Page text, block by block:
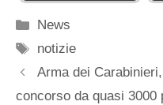
Categorie
News
Tag
notizie
Arma dei
concorso da quasi 3000